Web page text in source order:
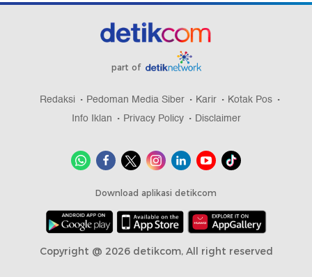
part of
Redaksi Pedoman Media Siber Karir
Kotak Pos
Info Iklan
Privacy Policy Disclaimer
Download aplikasi detikcom
Copyright @ 2026 detikcom, All right reserved